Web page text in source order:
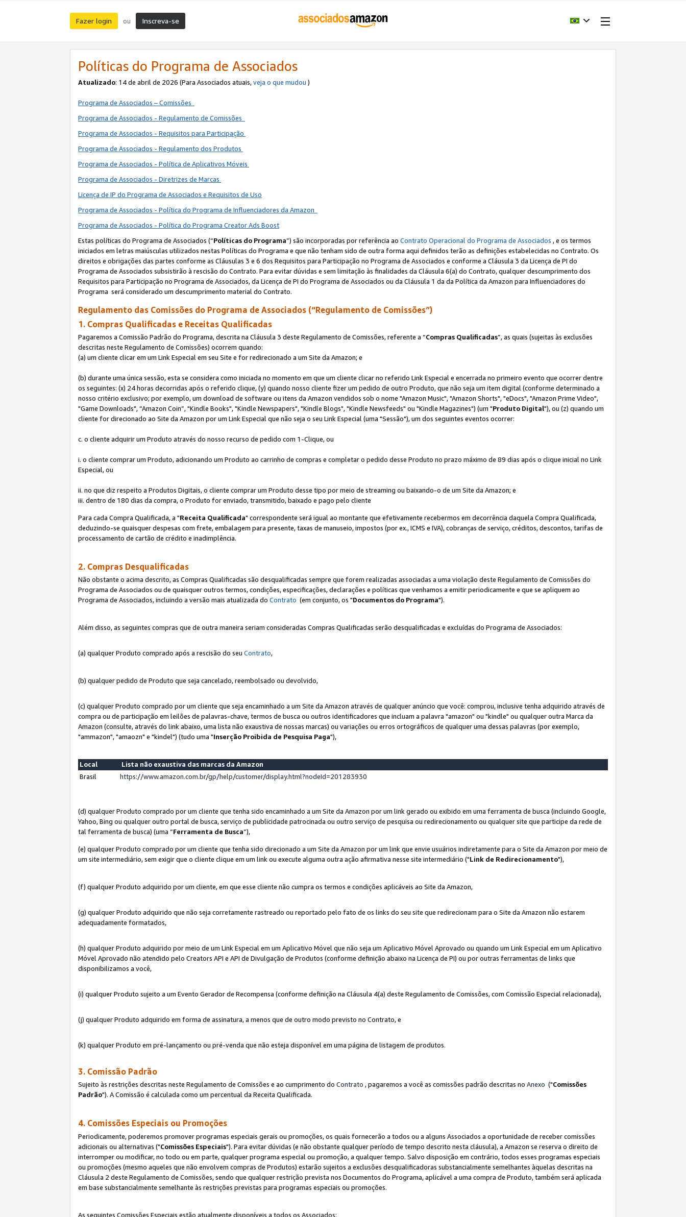
Fazer login ou Inscreva-se
Políticas do Programa de Associados
Atualizado: 14 de abril de 2026 (Para Associados atuais,veja o que mudou )
Programa de Associados – Comissões
Programa de Associados - Regulamento de Comissões
Programa de Associados - Requisitos para Participação
Programa de Associados - Regulamento dos Produtos
Programa de Associados - Política de Aplicativos Móveis
Programa de Associados - Diretrizes de Marcas
Licença de IP do Programa de Associados e Requisitos de Uso
Programa de Associados - Política do Programa de Influenciadores da Amazon
Programa de Associados - Política do Programa Creator Ads Boost
Estas políticas do Programa de Associados (“Políticas do Programa”) são incorporadas por referência ao Contrato Operacional do Programa de Associados , e os termos
iniciados em letras maiúsculas utilizados nestas Políticas do Programa e que não tenham sido de outra forma aqui definidos terão as definições estabelecidas no Contrato. Os
direitos e obrigações das partes conforme as Cláusulas 3 e 6 dos Requisitos para Participação no Programa de Associados e conforme a Cláusula 3 da Licença de PI do
Programa de Associados subsistirão à rescisão do Contrato. Para evitar dúvidas e sem limitação às finalidades da Cláusula 6(a) do Contrato, qualquer descumprimento dos
Requisitos para Participação no Programa de Associados, da Licença de PI do Programa de Associados ou da Cláusula 1 da da Política da Amazon para Influenciadores do
Programa será considerado um descumprimento material do Contrato.
Regulamento das Comissões do Programa de Associados (“Regulamento de Comissões”)
1. Compras Qualificadas e Receitas Qualificadas
Pagaremos a Comissão Padrão do Programa, descrita na Cláusula 3 deste Regulamento de Comissões, referente a “Compras Qualificadas”, as quais (sujeitas às exclusões
descritas neste Regulamento de Comissões) ocorrem quando:
(a) um cliente clicar em um Link Especial em seu Site e for redirecionado a um Site da Amazon; e
(b) durante uma única sessão, esta se considera como iniciada no momento em que um cliente clicar no referido Link Especial e encerrada no primeiro evento que ocorrer dentre
os seguintes: (x) 24 horas decorridas após o referido clique, (y) quando nosso cliente fizer um pedido de outro Produto, que não seja um item digital (conforme determinado a
nosso critério exclusivo; por exemplo, um download de software ou itens da Amazon vendidos sob o nome "Amazon Music", "Amazon Shorts", "eDocs", "Amazon Prime Video",
"Game Downloads", “Amazon Coin”, "Kindle Books", "Kindle Newspapers", "Kindle Blogs", "Kindle Newsfeeds" ou "Kindle Magazines") (um "Produto Digital"), ou (z) quando um
cliente for direcionado ao Site da Amazon por um Link Especial que não seja o seu Link Especial (uma "Sessão"), um dos seguintes eventos ocorrer:
c. o cliente adquirir um Produto através do nosso recurso de pedido com 1-Clique, ou
i. o cliente comprar um Produto, adicionando um Produto ao carrinho de compras e completar o pedido desse Produto no prazo máximo de 89 dias após o clique inicial no Link
Especial, ou
ii. no que diz respeito a Produtos Digitais, o cliente comprar um Produto desse tipo por meio de streaming ou baixando-o de um Site da Amazon; e
iii. dentro de 180 dias da compra, o Produto for enviado, transmitido, baixado e pago pelo cliente
Para cada Compra Qualificada, a "Receita Qualificada" correspondente será igual ao montante que efetivamente recebermos em decorrência daquela Compra Qualificada,
deduzindo-se quaisquer despesas com frete, embalagem para presente, taxas de manuseio, impostos (por ex., ICMS e IVA), cobranças de serviço, créditos, descontos, tarifas de
processamento de cartão de crédito e inadimplência.
2. Compras Desqualificadas
Não obstante o acima descrito, as Compras Qualificadas são desqualificadas sempre que forem realizadas associadas a uma violação deste Regulamento de Comissões do
Programa de Associados ou de quaisquer outros termos, condições, especificações, declarações e políticas que venhamos a emitir periodicamente e que se apliquem ao
Programa de Associados, incluindo a versão mais atualizada do Contrato (em conjunto, os "Documentos do Programa").
Além disso, as seguintes compras que de outra maneira seriam consideradas Compras Qualificadas serão desqualificadas e excluídas do Programa de Associados:
(a) qualquer Produto comprado após a rescisão do seu Contrato,
(b) qualquer pedido de Produto que seja cancelado, reembolsado ou devolvido,
(c) qualquer Produto comprado por um cliente que seja encaminhado a um Site da Amazon através de qualquer anúncio que você: comprou, inclusive tenha adquirido através de
compra ou de participação em leilões de palavras-chave, termos de busca ou outros identificadores que incluam a palavra "amazon" ou "kindle" ou qualquer outra Marca da
Amazon (consulte, através do link abaixo, uma lista não exaustiva de nossas marcas) ou variações ou erros ortográficos de qualquer uma dessas palavras (por exemplo,
"ammazon", "amaozn" e "kindel") (tudo uma "Inserção Proibida de Pesquisa Paga"),
Local
Lista não exaustiva das marcas da Amazon
Brasil
https://www.amazon.com.br/gp/help/customer/display.html?nodeId=201283930
(d) qualquer Produto comprado por um cliente que tenha sido encaminhado a um Site da Amazon por um link gerado ou exibido em uma ferramenta de busca (incluindo Google,
Yahoo, Bing ou qualquer outro portal de busca, serviço de publicidade patrocinada ou outro serviço de pesquisa ou redirecionamento ou qualquer site que participe da rede de
tal ferramenta de busca) (uma “Ferramenta de Busca”),
(e) qualquer Produto comprado por um cliente que tenha sido direcionado a um Site da Amazon por um link que envie usuários indiretamente para o Site da Amazon por meio de
um site intermediário, sem exigir que o cliente clique em um link ou execute alguma outra ação afirmativa nesse site intermediário ("Link de Redirecionamento"),
(f) qualquer Produto adquirido por um cliente, em que esse cliente não cumpra os termos e condições aplicáveis ao Site da Amazon,
(g) qualquer Produto adquirido que não seja corretamente rastreado ou reportado pelo fato de os links do seu site que redirecionam para o Site da Amazon não estarem
adequadamente formatados,
(h) qualquer Produto adquirido por meio de um Link Especial em um Aplicativo Móvel que não seja um Aplicativo Móvel Aprovado ou quando um Link Especial em um Aplicativo
Móvel Aprovado não atendido pelo Creators API e API de Divulgação de Produtos (conforme definição abaixo na Licença de PI) ou por outras ferramentas de links que
disponibilizamos a você,
(i) qualquer Produto sujeito a um Evento Gerador de Recompensa (conforme definição na Cláusula 4(a) deste Regulamento de Comissões, com Comissão Especial relacionada),
(j) qualquer Produto adquirido em forma de assinatura, a menos que de outro modo previsto no Contrato, e
(k) qualquer Produto em pré-lançamento ou pré-venda que não esteja disponível em uma página de listagem de produtos.
3. Comissão Padrão
Sujeito às restrições descritas neste Regulamento de Comissões e ao cumprimento do Contrato , pagaremos a você as comissões padrão descritas no Anexo ("Comissões
Padrão"). A Comissão é calculada como um percentual da Receita Qualificada.
4. Comissões Especiais ou Promoções
Periodicamente, poderemos promover programas especiais gerais ou promoções, os quais fornecerão a todos ou a alguns Associados a oportunidade de receber comissões
adicionais ou alternativas ("Comissões Especiais"). Para evitar dúvidas (e não obstante qualquer período de tempo descrito nesta cláusula), a Amazon se reserva o direito de
interromper ou modificar, no todo ou em parte, qualquer programa especial ou promoção, a qualquer tempo. Salvo disposição em contrário, todos esses programas especiais
ou promoções (mesmo aqueles que não envolvem compras de Produtos) estarão sujeitos a exclusões desqualificadoras substancialmente semelhantes àquelas descritas na
Cláusula 2 deste Regulamento de Comissões, sendo que qualquer restrição prevista nos Documentos do Programa, aplicável a uma compra de Produto, também será aplicada
em base substancialmente semelhante às restrições previstas para programas especiais ou promoções.
As seguintes Comissões Especiais estão atualmente disponíveis a todos os Associados: